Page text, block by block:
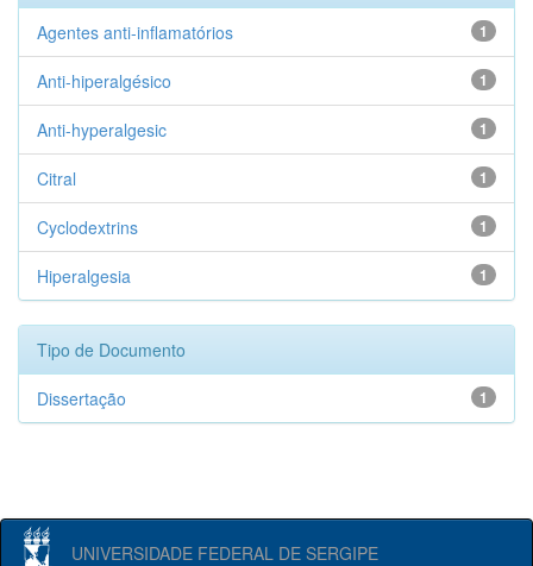
1
Agentes anti-inflamatórios
1
Anti-hiperalgésico
1
Anti-hyperalgesic
1
Citral
1
Cyclodextrins
1
Hiperalgesia
Tipo de Documento
1
Dissertação
UNIVERSIDADE FEDERAL DE SERGIPE